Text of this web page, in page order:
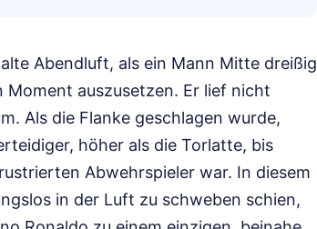
Abendluft, als ein Mann Mitte dreißig
auszusetzen. Er lief nicht
Als die Flanke geschlagen wurde,
höher als die Torlatte, bis
Abwehrspieler war. In diesem
in der Luft zu schweben schien,